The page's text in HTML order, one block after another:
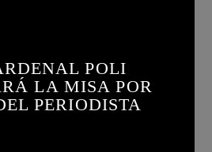
POLI
LA MISA POR
PERIODISTA